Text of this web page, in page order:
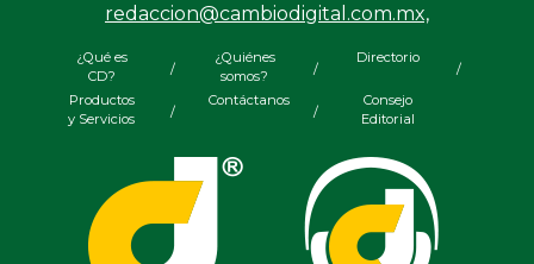
redaccion@cambiodigital.com.mx,
¿Qué es
CD?
/
¿Quiénes
somos?
/
Directorio
/
Productos
y Servicios
/
Contáctanos
/
Consejo
Editorial